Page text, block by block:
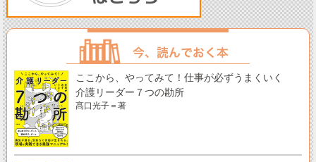
ここから、やってみて！仕事が必ずうまくいく
介護リーダー７つの勘所
髙口光子＝著